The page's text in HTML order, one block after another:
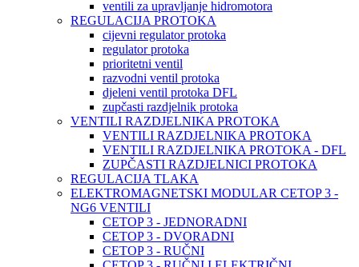
ventili za upravljanje hidromotora
REGULACIJA PROTOKA
cijevni regulator protoka
regulator protoka
prioritetni ventil
razvodni ventil protoka
djeleni ventil protoka DFL
zupčasti razdjelnik protoka
VENTILI RAZDJELNIKA PROTOKA
VENTILI RAZDJELNIKA PROTOKA
VENTILI RAZDJELNIKA PROTOKA - DFL
ZUPČASTI RAZDJELNICI PROTOKA
REGULACIJA TLAKA
ELEKTROMAGNETSKI MODULAR CETOP 3 -
NG6 VENTILI
CETOP 3 - JEDNORADNI
CETOP 3 - DVORADNI
CETOP 3 - RUČNI